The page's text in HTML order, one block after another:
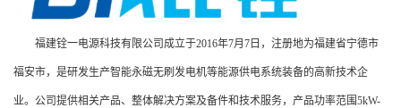
福建铨一电源科技有限公司成立于2016年7月7日，注册地为福建省宁德市
福安市，是研发生产智能永磁无刷发电机等能源供电系统装备的高新技术企
业。公司提供相关产品、整体解决方案及备件和技术服务，产品功率范围5kW-